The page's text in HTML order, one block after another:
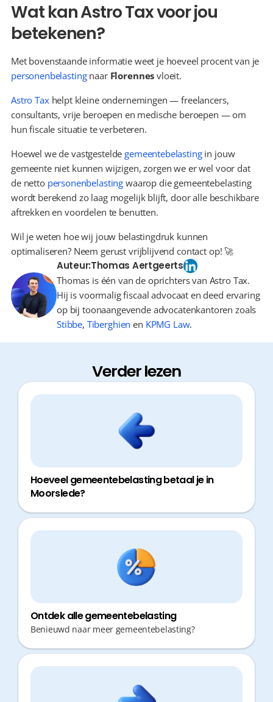
Wat kan Astro Tax voor jou
betekenen?
personenbelasting naar Florennes vloeit.
Astro Tax helpt kleine ondernemingen — freelancers,
consultants, vrije beroepen en medische beroepen — om
hun fiscale situatie te verbeteren.
Hoewel we de vastgestelde gemeentebelasting in jouw
gemeente niet kunnen wijzigen, zorgen we er wel voor dat
de netto personenbelasting waarop die gemeentebelasting
wordt berekend zo laag mogelijk blijft, door alle beschikbare
aftrekken en voordelen te benutten.
Wil je weten hoe wij jouw belastingdruk kunnen
optimaliseren? Neem gerust vrijblijvend contact op! 🚀
Auteur:Thomas Aertgeerts
Thomas is één van de oprichters van Astro Tax.
Hij is voormalig fiscaal advocaat en deed ervaring
op bij toonaangevende advocatenkantoren zoals
Stibbe, Tiberghien en KPMG Law.
Verder lezen
Hoeveel gemeentebelasting betaal je in
Moorslede?
Ontdek alle gemeentebelasting
Benieuwd naar meer gemeentebelasting?